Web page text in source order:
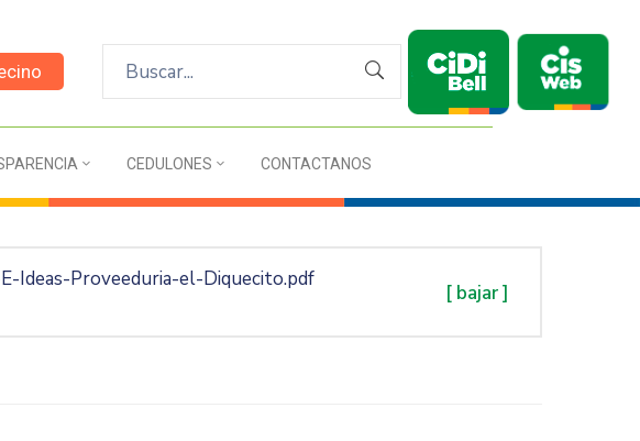
CEDULONES CONTACTANOS
Ideas-Proveeduria-el-Diquecito.pdf
[ bajar ]